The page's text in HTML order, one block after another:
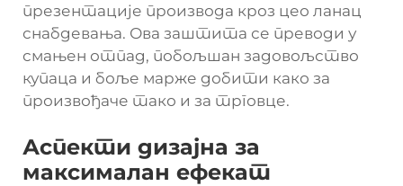
презентације производа кроз цео ланац
снабдевања. Ова заштита се преводи у
смањен отпад, побољшан задовољство
купаца и боље марже добити како за
произвођаче тако и за трговце.
Аспекти дизајна за
максималан ефекат